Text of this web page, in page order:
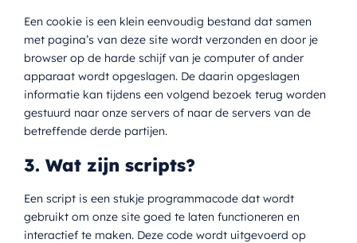
Een cookie is een klein eenvoudig bestand dat samen
met pagina’s van deze site wordt verzonden en door je
browser op de harde schijf van je computer of ander
apparaat wordt opgeslagen. De daarin opgeslagen
informatie kan tijdens een volgend bezoek terug worden
gestuurd naar onze servers of naar de servers van de
betreffende derde partijen.
3. Wat zijn scripts?
Een script is een stukje programmacode dat wordt
gebruikt om onze site goed te laten functioneren en
interactief te maken. Deze code wordt uitgevoerd op